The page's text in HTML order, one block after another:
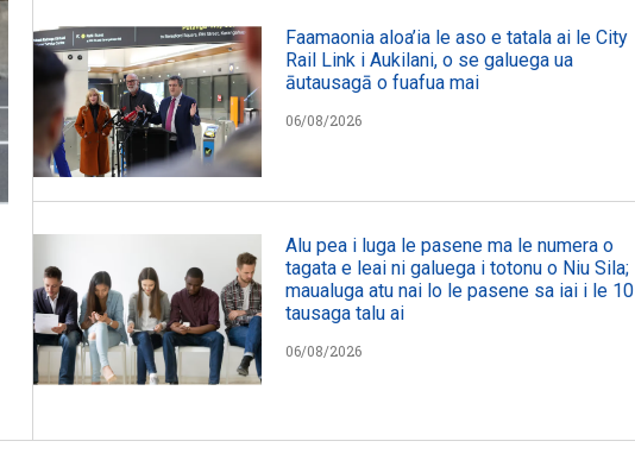
Faamaonia aloa’ia le aso e tatala ai le City
Rail Link i Aukilani, o se galuega ua
āutausagā o fuafua mai
06/08/2026
Alu pea i luga le pasene ma le numera o
tagata e leai ni galuega i totonu o Niu Sila;
maualuga atu nai lo le pasene sa iai i le 10
tausaga talu ai
06/08/2026